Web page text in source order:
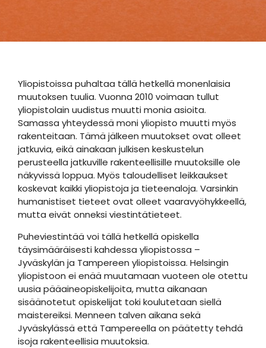
Yliopistoissa puhaltaa tällä hetkellä monenlaisia
muutoksen tuulia. Vuonna 2010 voimaan tullut
yliopistolain uudistus muutti monia asioita.
Samassa yhteydessä moni yliopisto muutti myös
rakenteitaan. Tämä jälkeen muutokset ovat olleet
jatkuvia, eikä ainakaan julkisen keskustelun
perusteella jatkuville rakenteellisille muutoksille ole
näkyvissä loppua. Myös taloudelliset leikkaukset
koskevat kaikki yliopistoja ja tieteenaloja. Varsinkin
humanistiset tieteet ovat olleet vaaravyöhykkeellä,
mutta eivät onneksi viestintätieteet.
Puheviestintää voi tällä hetkellä opiskella
täysimääräisesti kahdessa yliopistossa –
Jyväskylän ja Tampereen yliopistoissa. Helsingin
yliopistoon ei enää muutamaan vuoteen ole otettu
uusia pääaineopiskelijoita, mutta aikanaan
sisäänotetut opiskelijat toki koulutetaan siellä
maistereiksi. Menneen talven aikana sekä
Jyväskylässä että Tampereella on päätetty tehdä
isoja rakenteellisia muutoksia.